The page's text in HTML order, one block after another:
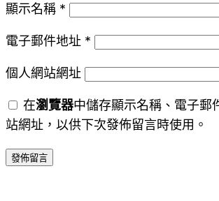
顯示名稱 *
電子郵件地址 *
個人網站網址
在瀏覽器中儲存顯示名稱、電子郵
站網址，以供下次發佈留言時使用。